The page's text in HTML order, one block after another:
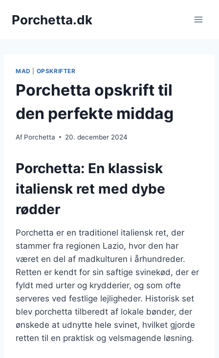
Porchetta.dk
MAD OPSKRIFTER
Porchetta opskrift til
den perfekte middag
Af Porchetta 20. december 2024
Porchetta: En klassisk
italiensk ret med dybe
rødder
Porchetta er en traditionel italiensk ret, der
stammer fra regionen Lazio, hvor den har
været en del af madkulturen i århundreder.
Retten er kendt for sin saftige svinekød, der er
fyldt med urter og krydderier, og som ofte
serveres ved festlige lejligheder. Historisk set
blev porchetta tilberedt af lokale bønder, der
ønskede at udnytte hele svinet, hvilket gjorde
retten til en praktisk og velsmagende løsning.